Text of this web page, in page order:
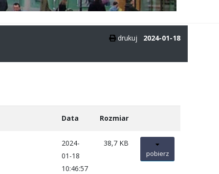
drukuj 2024-01-18
Data Rozmiar
2024-
01-18
10:46:57
38,7 KB
pobierz